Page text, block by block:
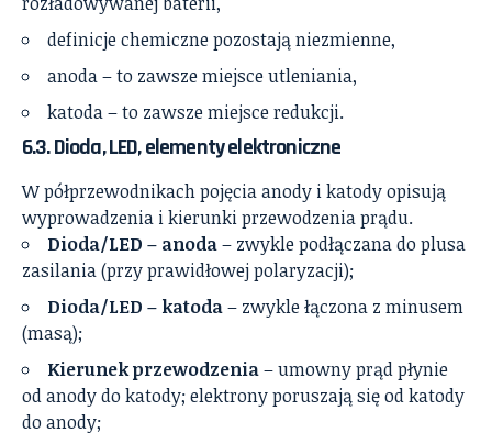
definicje chemiczne pozostają niezmienne,
anoda – to zawsze miejsce utleniania,
katoda – to zawsze miejsce redukcji.
6.3. Dioda, LED, elementy elektroniczne
W półprzewodnikach pojęcia anody i katody opisują
wyprowadzenia i kierunki przewodzenia prądu.
Dioda/LED – anoda– zwykle podłączana do plusa
zasilania (przy prawidłowej polaryzacji);
Dioda/LED – katoda– zwykle łączona z minusem
(masą);
Kierunek przewodzenia– umowny prąd płynie
od anody do katody; elektrony poruszają się od katody
do anody;